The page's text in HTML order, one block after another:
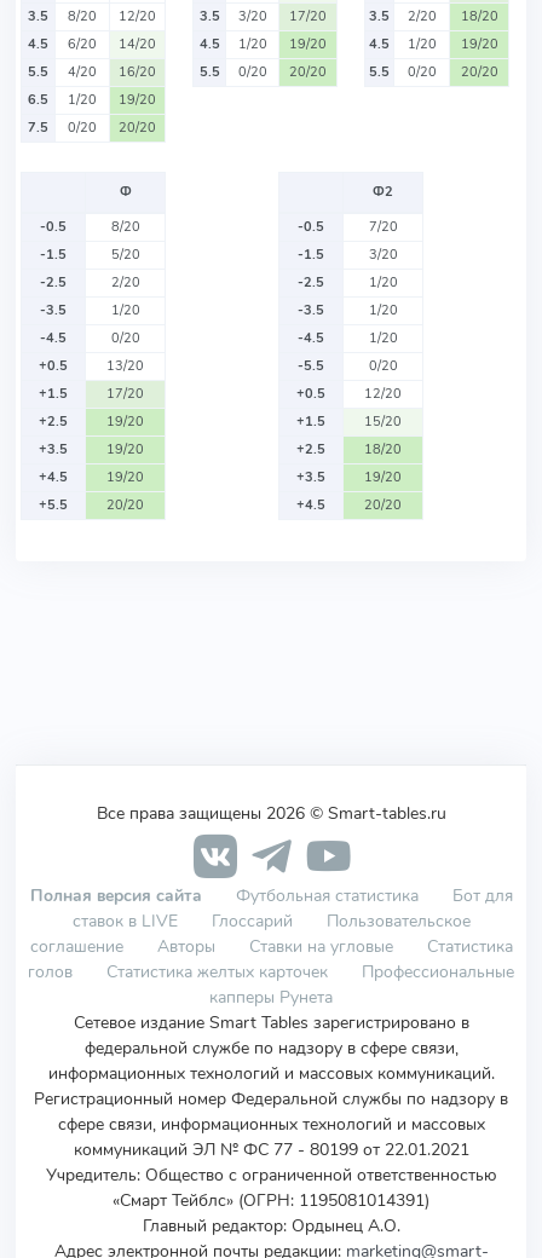
3.5
8/20
12/20
4.5
6/20
14/20
5.5
4/20
16/20
6.5
1/20
19/20
7.5
0/20 20/20
3.5
3/20
17/20
4.5
1/20
19/20
5.5
0/20 20/20
3.5
2/20
18/20
4.5
1/20
19/20
5.5
0/20 20/20
Ф
-0.5
8/20
-1.5
5/20
-2.5
2/20
-3.5
1/20
-4.5
0/20
+0.5
13/20
+1.5
17/20
+2.5
19/20
+3.5
19/20
+4.5
19/20
+5.5
20/20
Ф2
-0.5
7/20
-1.5
3/20
-2.5
1/20
-3.5
1/20
-4.5
1/20
-5.5
0/20
+0.5
12/20
+1.5
15/20
+2.5
18/20
+3.5
19/20
+4.5
20/20
Все права защищены 2026 © Smart-tables.ru
Полная версия сайта Футбольная статистика
Бот для
ставок в LIVE
Глоссарий
Пользовательское
соглашение
Авторы Ставки на угловые
Статистика
голов
Статистика желтых карточек
Профессиональные
капперы Рунета
Сетевое издание Smart Tables зарегистрировано в
федеральной службе по надзору в сфере связи,
информационных технологий и массовых коммуникаций.
Регистрационный номер Федеральной службы по надзору в
сфере связи, информационных технологий и массовых
коммуникаций ЭЛ № ФС 77 - 80199 от 22.01.2021
Учредитель: Общество с ограниченной ответственностью
«Смарт Тейблс» (ОГРН: 1195081014391)
Главный редактор: Ордынец А.О.
Адрес электронной почты редакции: marketing@smart-